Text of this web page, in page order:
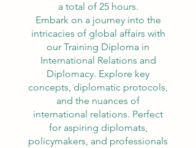
a total of 25 hours.
Embark on a journey into the
intricacies of global affairs with
our Training Diploma in
International Relations and
Diplomacy. Explore key
concepts, diplomatic protocols,
and the nuances of
international relations. Perfect
for aspiring diplomats,
policymakers, and professionals